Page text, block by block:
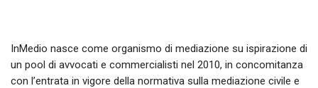
InMedio nasce come organismo di mediazione su ispirazione di
un pool di avvocati e commercialisti nel 2010, in concomitanza
con l’entrata in vigore della normativa sulla mediazione civile e